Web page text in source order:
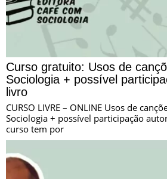
Curso gratuito: Usos de
Sociologia + possível
livro
CURSO LIVRE – ONLINE Usos de
Sociologia + possível participação
curso tem por